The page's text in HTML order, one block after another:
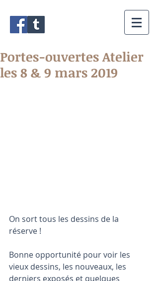
Portes-ouvertes Atelier
les 8 & 9 mars 2019
On sort tous les dessins de la
réserve !
Bonne opportunité pour voir les
vieux dessins, les nouveaux, les
derniers exposés et quelques